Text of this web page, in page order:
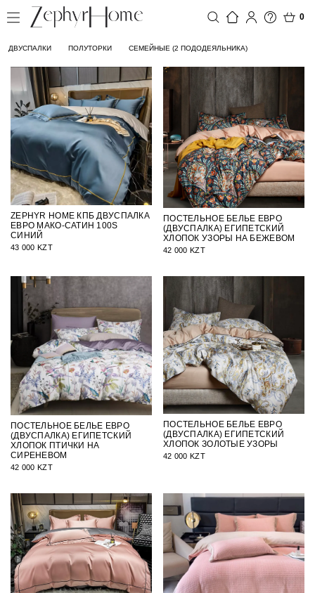
0
ДВУСПАЛКИ ПОЛУТОРКИ СЕМЕЙНЫЕ (2 ПОДОДЕЯЛЬНИКА)
ZEPHYR HOME КПБ ДВУСПАЛКА
ЕВРО МАКО-САТИН 100S
СИНИЙ
43 000 KZT
ПОСТЕЛЬНОЕ БЕЛЬЕ ЕВРО
(ДВУСПАЛКА) ЕГИПЕТСКИЙ
ХЛОПОК УЗОРЫ НА БЕЖЕВОМ
42 000 KZT
ПОСТЕЛЬНОЕ БЕЛЬЕ ЕВРО
(ДВУСПАЛКА) ЕГИПЕТСКИЙ
ХЛОПОК ПТИЧКИ НА
СИРЕНЕВОМ
42 000 KZT
ПОСТЕЛЬНОЕ БЕЛЬЕ ЕВРО
(ДВУСПАЛКА) ЕГИПЕТСКИЙ
ХЛОПОК ЗОЛОТЫЕ УЗОРЫ
42 000 KZT